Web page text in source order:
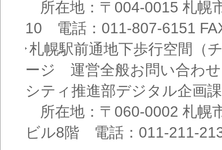
所在地：〒004-0015 札幌
10 電話：011-807-6151
札幌駅前通地下歩行空間（
ージ 運営全般お問い合わ
シティ推進部デジタル企画課
所在地：〒060-0002 札幌
ビル8階 電話：011-211-